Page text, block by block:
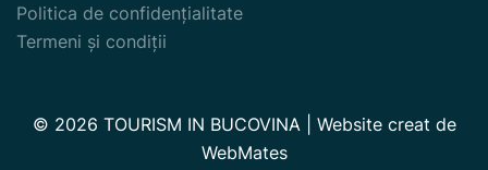
Politica de confidențialitate
Termeni și condiții
© 2026 TOURISM IN BUCOVINA | Website creat de
WebMates